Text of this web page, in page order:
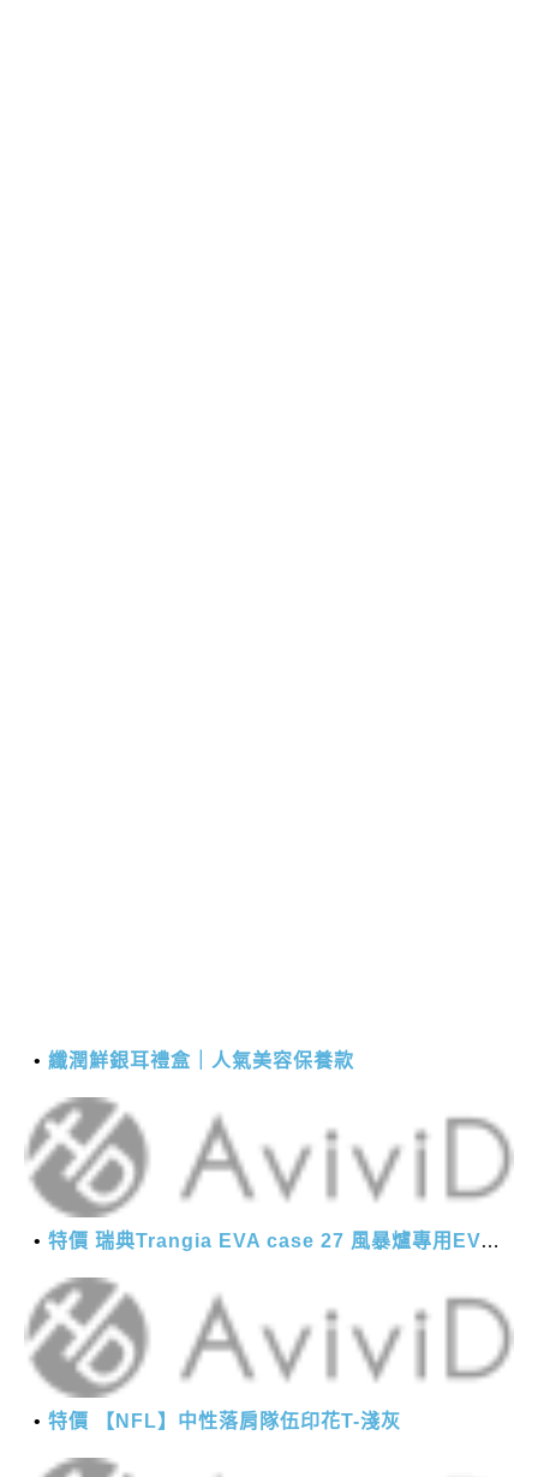
纖潤鮮銀耳禮盒｜人氣美容保養款
特價 瑞典Trangia EVA case 27 風暴爐專用EVA 防護外盒(小)-黑
特價 【NFL】中性落肩隊伍印花T-淺灰